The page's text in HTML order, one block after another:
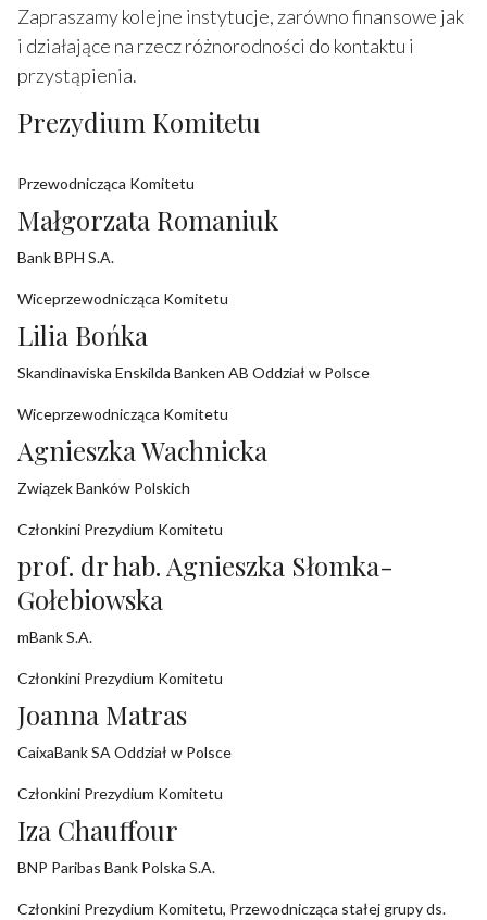
Zapraszamy kolejne instytucje, zarówno finansowe jak
i działające na rzecz różnorodności do kontaktu i
przystąpienia.
Prezydium Komitetu
Przewodnicząca Komitetu
Małgorzata Romaniuk
Bank BPH S.A.
Wiceprzewodnicząca Komitetu
Lilia Bońka
Skandinaviska Enskilda Banken AB Oddział w Polsce
Wiceprzewodnicząca Komitetu
Agnieszka Wachnicka
Związek Banków Polskich
Członkini Prezydium Komitetu
prof. dr hab. Agnieszka Słomka-
Gołebiowska
mBank S.A.
Członkini Prezydium Komitetu
Joanna Matras
CaixaBank SA Oddział w Polsce
Członkini Prezydium Komitetu
Iza Chauffour
BNP Paribas Bank Polska S.A.
Członkini Prezydium Komitetu, Przewodnicząca stałej grupy ds.